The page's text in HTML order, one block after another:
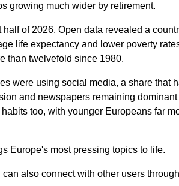
growing much wider by retirement.
of 2026. Open data revealed a
life expectancy and lower poverty
than twelvefold since 1980.
were using social media, a share that
and newspapers remaining dominant
too, with younger Europeans far
Europe's most pressing topics to life.
can also connect with other users through